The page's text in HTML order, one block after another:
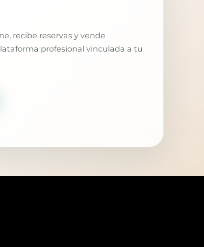
recibe reservas y vende
profesional vinculada a tu